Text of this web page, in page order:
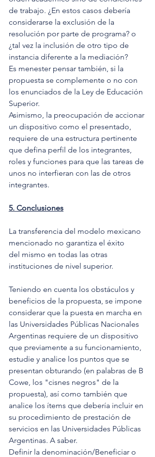
de trabajo. ¿En estos casos debería
considerarse la exclusión de la
resolución por parte de programa? o
¿tal vez la inclusión de otro tipo de
instancia diferente a la mediación?
Es menester pensar también, si la
propuesta se complemente o no con
los enunciados de la Ley de Educación
Superior.
Asimismo, la preocupación de accionar
un dispositivo como el presentado,
requiere de una estructura pertinente
que defina perfil de los integrantes,
roles y funciones para que las tareas de
unos no interfieran con las de otros
integrantes.
5. Conclusiones
La transferencia del modelo mexicano
mencionado no garantiza el éxito
del mismo en todas las otras
instituciones de nivel superior.
Teniendo en cuenta los obstáculos y
beneficios de la propuesta, se impone
considerar que la puesta en marcha en
las Universidades Públicas Nacionales
Argentinas requiere de un dispositivo
que previamente a su funcionamiento,
estudie y analice los puntos que se
presentan obturando (en palabras de B
Cowe, los "cisnes negros" de la
propuesta), así como también que
analice los ítems que debería incluir en
su procedimiento de prestación de
servicios en las Universidades Públicas
Argentinas. A saber.
Definir la denominación/Beneficiar o